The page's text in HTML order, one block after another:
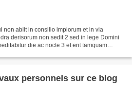
non abiit in consilio impiorum et in via
derisorum non sedit 2 sed in lege Domini
die ac nocte 3 et erit tamquam
personnels sur ce blog